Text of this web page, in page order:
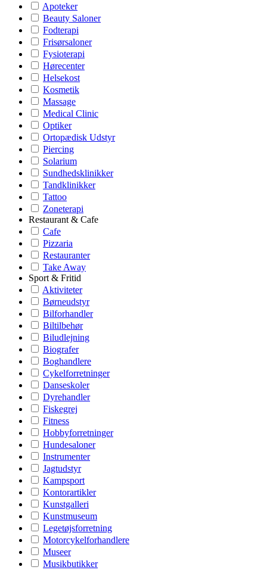
Apoteker
Beauty Saloner
Fodterapi
Frisørsaloner
Fysioterapi
Hørecenter
Helsekost
Kosmetik
Massage
Medical Clinic
Optiker
Ortopædisk Udstyr
Piercing
Solarium
Sundhedsklinikker
Tandklinikker
Tattoo
Zoneterapi
Restaurant & Cafe
Cafe
Pizzaria
Restauranter
Take Away
Sport & Fritid
Aktiviteter
Børneudstyr
Bilforhandler
Biltilbehør
Biludlejning
Biografer
Boghandlere
Cykelforretninger
Danseskoler
Dyrehandler
Fiskegrej
Fitness
Hobbyforretninger
Hundesaloner
Instrumenter
Jagtudstyr
Kampsport
Kontorartikler
Kunstgalleri
Kunstmuseum
Legetøjsforretning
Motorcykelforhandlere
Museer
Musikbutikker